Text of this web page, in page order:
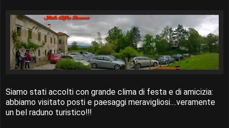
Siamo stati accolti con grande clima di festa e di amicizia:
abbiamo visitato posti e paesaggi meravigliosi....veramente
un bel raduno turistico!!!